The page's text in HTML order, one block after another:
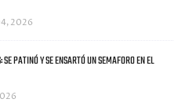
2026
PATINÓ Y SE ENSARTÓ UN SEMAFORO EN EL